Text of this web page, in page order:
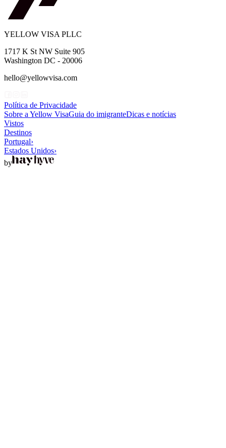
YELLOW VISA PLLC
1717 K St NW Suite 905
Washington DC - 20006
hello@yellowvisa.com
Política de Privacidade
Sobre a Yellow VisaGuia do imigranteDicas e notícias
Vistos
Destinos
Portugal›
Estados Unidos›
by